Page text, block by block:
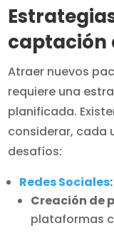
captación
Atraer nuevos
requiere una
planificada.
considerar, cada
desafíos:
Redes Sociales:
Creación de
plataformas